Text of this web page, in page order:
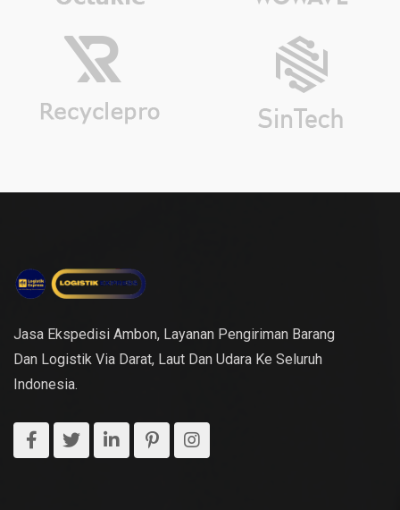
Jasa Ekspedisi Ambon, Layanan Pengiriman Barang
Dan Logistik Via Darat, Laut Dan Udara Ke Seluruh
Indonesia.